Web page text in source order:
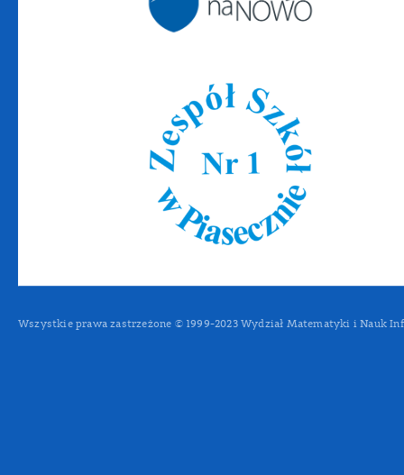
Wszystkie prawa zastrzeżone © 1999-2023 Wydział Matematyki i Nauk